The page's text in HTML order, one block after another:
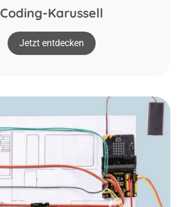
Coding-Karussell
Jetzt entdecken